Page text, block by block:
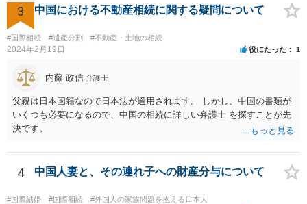
3 中国における不動産相続に関する疑問について
#国際相続 #遺産分割 #不動産・土地の相続
2024年2月19日 役にたった 1
内藤 政信 弁護士
父親は日本国籍なので日本法が適用されます。 しかし、中国の書類が
いくつも必要になるので、中国の相続に詳しい弁護士 を探すことが先
決です。
4 中国人妻と、その連れ子への財産分与について
#国際結婚 #国際相続 #外国人の家族問題を抱える日本人